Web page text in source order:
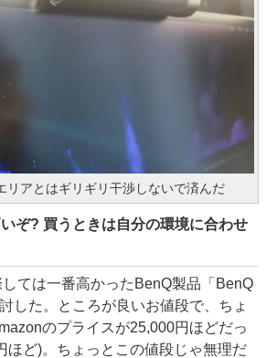
リアとはギリギリ干渉しないで済んだ
ぞ? 買うときは自分の環境に合わせ
ては一番高かったBenQ製品「BenQ
した。ところが良いお値段で、ちょ
のプライスが25,000円ほどだっ
ほど)。ちょっとこの値段じゃ無理だ